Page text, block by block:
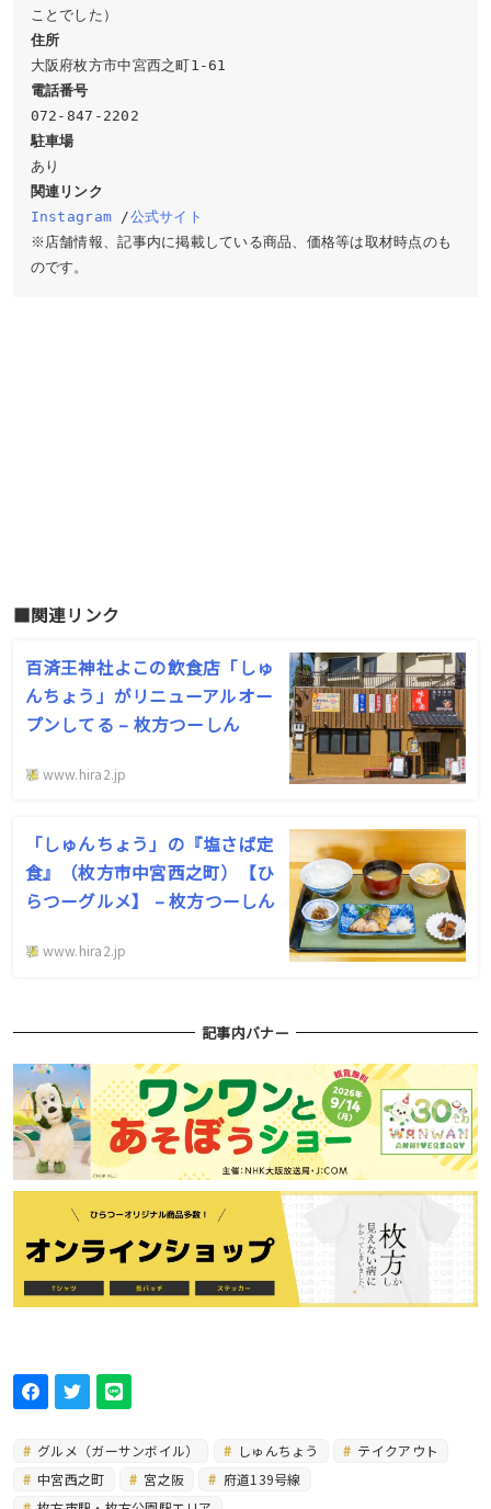
住所
電話番号
駐車場
関連リンク
Instagram /公式サイト
※店舗情報、記事内に掲載している商品、価格等は取材時点のも
のです。
■関連リンク
百済王神社よこの飲食店「しゅ
んちょう」がリニューアルオー
プンしてる – 枚方つーしん
www.hira2.jp
「しゅんちょう」の『塩さば定
食』（枚方市中宮西之町）【ひ
らつーグルメ】 – 枚方つーしん
www.hira2.jp
記事内バナー
グルメ（ガーサンボイル） しゅんちょう
テイクアウト
中宮西之町
宮之阪
府道139号線